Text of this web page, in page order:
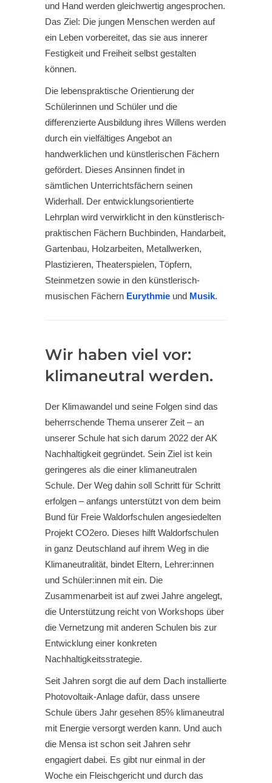
und Hand werden gleichwertig angesprochen.
Das Ziel: Die jungen Menschen werden auf
ein Leben vorbereitet, das sie aus innerer
Festigkeit und Freiheit selbst gestalten
können.
Die lebenspraktische Orientierung der
Schülerinnen und Schüler und die
differenzierte Ausbildung ihres Willens werden
durch ein vielfältiges Angebot an
handwerklichen und künstlerischen Fächern
gefördert. Dieses Ansinnen findet in
sämtlichen Unterrichtsfächern seinen
Widerhall. Der entwicklungsorientierte
Lehrplan wird verwirklicht in den künstlerisch-
praktischen Fächern Buchbinden, Handarbeit,
Gartenbau, Holzarbeiten, Metallwerken,
Plastizieren, Theaterspielen, Töpfern,
Steinmetzen sowie in den künstlerisch-
musischen Fächern Eurythmie und Musik.
Wir haben viel vor:
klimaneutral werden.
Der Klimawandel und seine Folgen sind das
beherrschende Thema unserer Zeit – an
unserer Schule hat sich darum 2022 der AK
Nachhaltigkeit gegründet. Sein Ziel ist kein
geringeres als die einer klimaneutralen
Schule. Der Weg dahin soll Schritt für Schritt
erfolgen – anfangs unterstützt von dem beim
Bund für Freie Waldorfschulen angesiedelten
Projekt CO2ero. Dieses hilft Waldorfschulen
in ganz Deutschland auf ihrem Weg in die
Klimaneutralität, bindet Eltern, Lehrer:innen
und Schüler:innen mit ein. Die
Zusammenarbeit ist auf zwei Jahre angelegt,
die Unterstützung reicht von Workshops über
die Vernetzung mit anderen Schulen bis zur
Entwicklung einer konkreten
Nachhaltigkeitsstrategie.
Seit Jahren sorgt die auf dem Dach installierte
Photovoltaik-Anlage dafür, dass unsere
Schule übers Jahr gesehen 85% klimaneutral
mit Energie versorgt werden kann. Und auch
die Mensa ist schon seit Jahren sehr
engagiert dabei. Es gibt nur einmal in der
Woche ein Fleischgericht und durch das